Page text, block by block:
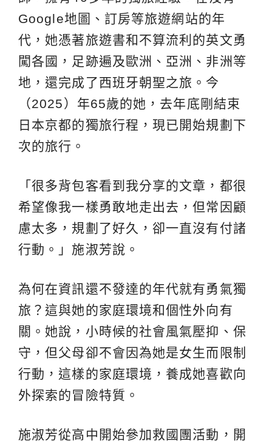
Google地圖、訂房等旅遊網站的年
代，她憑著旅遊書和不算流利的英文勇
闖各國，足跡遍及歐洲、亞洲、非洲等
地，還完成了西班牙朝聖之旅。今
（2025）年65歲的她，去年底剛結束
日本京都的獨旅行程，現已開始規劃下
次的旅行。
「很多背包客看到我分享的文章，都很
希望像我一樣勇敢地走出去，但常因顧
慮太多，規劃了好久，卻一直沒有付諸
行動。」施淑芳說。
為何在資訊還不發達的年代就有勇氣獨
旅？這與她的家庭環境和個性外向有
關。她說，小時候的社會風氣壓抑、保
守，但父母卻不會因為她是女生而限制
行動，這樣的家庭環境，養成她喜歡向
外探索的冒險特質。
施淑芳從高中開始參加救國團活動，開